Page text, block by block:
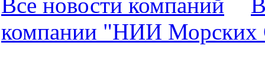
компaнии "НИИ